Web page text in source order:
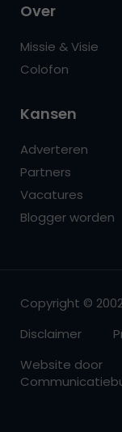
Over
Missie & Visie
Colofon
Kansen
Adverteren
Partners
Vacatures
Blogger worden
Copyright ©
Disclaimer
Website door